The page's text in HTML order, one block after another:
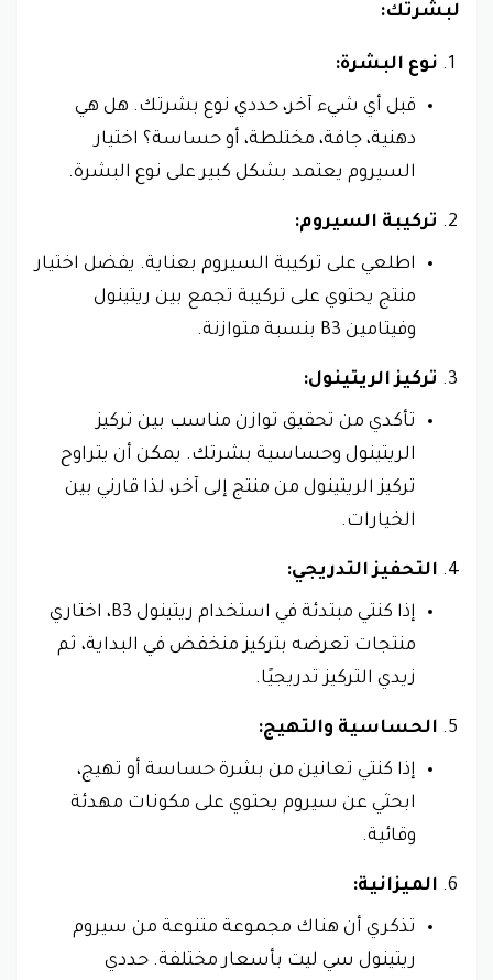
لبشرتك:
نوع البشرة:
قبل أي شيء آخر، حددي نوع بشرتك. هل هي
دهنية، جافة، مختلطة، أو حساسة؟ اختيار
السيروم يعتمد بشكل كبير على نوع البشرة.
تركيبة السيروم:
اطلعي على تركيبة السيروم بعناية. يفضل اختيار
منتج يحتوي على تركيبة تجمع بين ريتينول
وفيتامين B3 بنسبة متوازنة.
تركيز الريتينول:
تأكدي من تحقيق توازن مناسب بين تركيز
الريتينول وحساسية بشرتك. يمكن أن يتراوح
تركيز الريتينول من منتج إلى آخر، لذا قارني بين
الخيارات.
التحفيز التدريجي:
إذا كنتي مبتدئة في استخدام ريتينول B3، اختاري
منتجات تعرضه بتركيز منخفض في البداية، ثم
زيدي التركيز تدريجيًا.
الحساسية والتهيج:
إذا كنتي تعانين من بشرة حساسة أو تهيج،
ابحثي عن سيروم يحتوي على مكونات مهدئة
وقائية.
الميزانية:
تذكري أن هناك مجموعة متنوعة من سيروم
ريتينول سي ليت بأسعار مختلفة. حددي